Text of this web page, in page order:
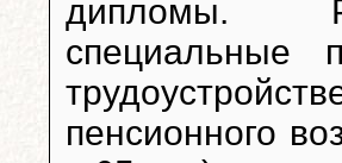
дипломы.
специальные
пенсионного